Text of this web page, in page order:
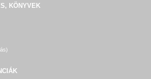
KÖNYVEK